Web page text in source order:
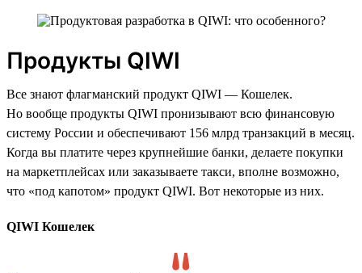
Продукты QIWI
Все знают флагманский продукт QIWI — Кошелек.
Но вообще продукты QIWI пронизывают всю финансовую
систему России и обеспечивают 156 млрд транзакций в месяц.
Когда вы платите через крупнейшие банки, делаете покупки
на маркетплейсах или заказываете такси, вполне возможно,
что «под капотом» продукт QIWI. Вот некоторые из них.
QIWI Кошелек